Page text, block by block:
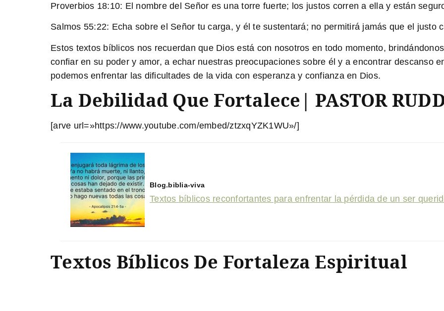
Proverbios 18:10: El nombre del Señor es una torre fuerte; los justos corren a ella y están
Salmos 55:22: Echa sobre el Señor tu carga, y él te sustentará; no permitirá jamás que el justo
Estos textos bíblicos nos recuerdan que Dios está con nosotros en todo momento,
confiar en su poder y amor, a echar nuestras preocupaciones sobre él y a encontrar descanso
podemos enfrentar las dificultades de la vida con esperanza y confianza en Dios.
La Debilidad Que Fortalece| PASTOR
[arve url=»https://www.youtube.com/embed/ztzxqYZK1WU»/]
Blog.biblia-viva
Textos bíblicos reconfortantes para enfrentar la pérdida de un ser
Textos Bíblicos De Fortaleza Espiritual